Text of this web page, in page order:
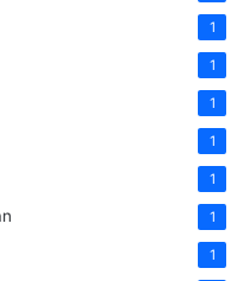
1
1
1
1
1
1
1